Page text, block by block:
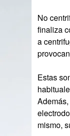
No
finaliza
a
Estas
mismo,